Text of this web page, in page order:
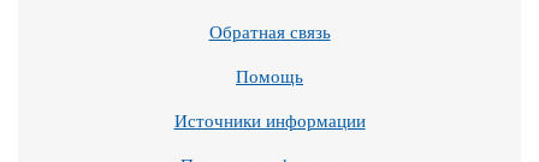
Обратная связь
Помощь
Источники информации